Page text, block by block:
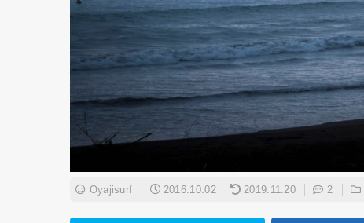
Oyajisurf 2016.10.02 2019.11.20 2